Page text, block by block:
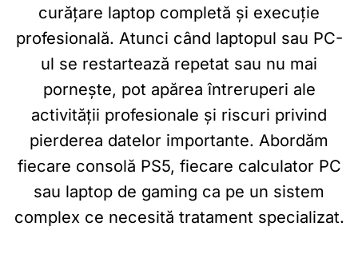
curățare laptop completă și execuție
profesională. Atunci când laptopul sau PC-
ul se restartează repetat sau nu mai
pornește, pot apărea întreruperi ale
activității profesionale și riscuri privind
pierderea datelor importante. Abordăm
fiecare consolă PS5, fiecare calculator PC
sau laptop de gaming ca pe un sistem
complex ce necesită tratament specializat.